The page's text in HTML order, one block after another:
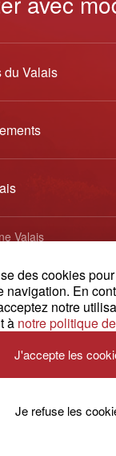
des cookies
navigation. En
notre
à notre politique
J'accepte les
Je refuse les
du Valais
Valais
Valais
2 - CP 144 - 1964
Valais